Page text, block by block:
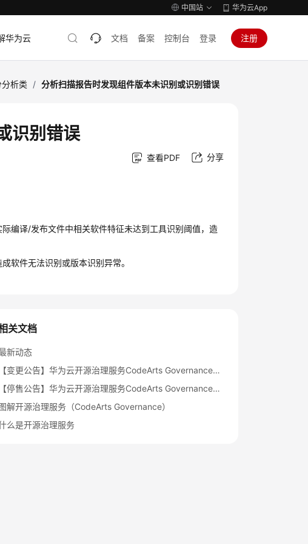
中国站 华为云App
华为云 文档 备案 控制台 登录 注册
分析类 / 分析扫描报告时发现组件版本未识别或识别错误
识别错误
查看PDF 分享
编译/发布文件中相关软件特征未达到工具识别阈值，造
软件无法识别或版本识别异常。
关文档
新动态
【变更公告】华为云开源治理服务CodeArts Governance移动应用安全特性变更通知
【停售公告】华为云开源治理服务CodeArts Governance移动应用安全特性停售公告
解开源治理服务（CodeArts Governance）
么是开源治理服务